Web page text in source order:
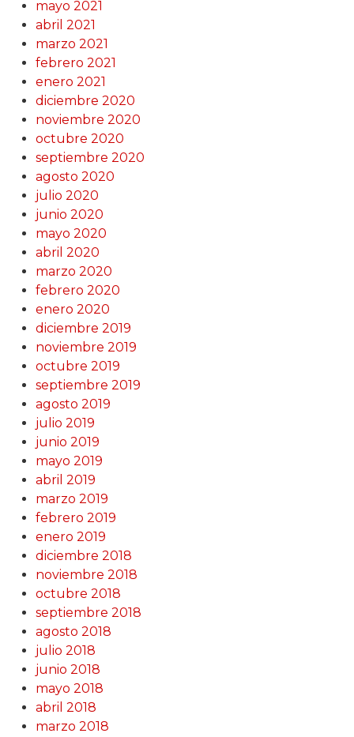
mayo 2021
abril 2021
marzo 2021
febrero 2021
enero 2021
diciembre 2020
noviembre 2020
octubre 2020
septiembre 2020
agosto 2020
julio 2020
junio 2020
mayo 2020
abril 2020
marzo 2020
febrero 2020
enero 2020
diciembre 2019
noviembre 2019
octubre 2019
septiembre 2019
agosto 2019
julio 2019
junio 2019
mayo 2019
abril 2019
marzo 2019
febrero 2019
enero 2019
diciembre 2018
noviembre 2018
octubre 2018
septiembre 2018
agosto 2018
julio 2018
junio 2018
mayo 2018
abril 2018
marzo 2018